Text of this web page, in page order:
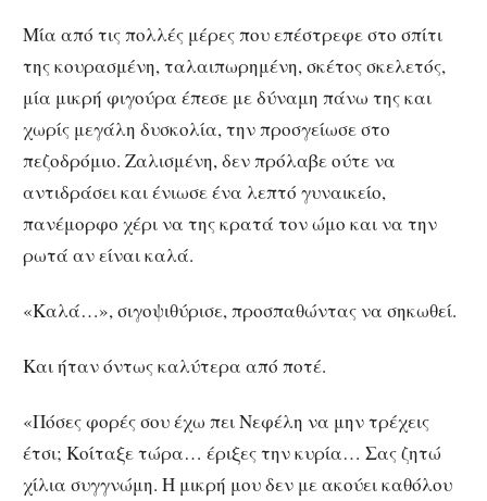
Μία από τις πολλές μέρες που επέστρεφε στο σπίτι
της κουρασμένη, ταλαιπωρημένη, σκέτος σκελετός,
μία μικρή φιγούρα έπεσε με δύναμη πάνω της και
χωρίς μεγάλη δυσκολία, την προσγείωσε στο
πεζοδρόμιο. Ζαλισμένη, δεν πρόλαβε ούτε να
αντιδράσει και ένιωσε ένα λεπτό γυναικείο,
πανέμορφο χέρι να της κρατά τον ώμο και να την
ρωτά αν είναι καλά.
«Καλά…», σιγοψιθύρισε, προσπαθώντας να σηκωθεί.
Και ήταν όντως καλύτερα από ποτέ.
«Πόσες φορές σου έχω πει Νεφέλη να μην τρέχεις
έτσι; Κοίταξε τώρα… έριξες την κυρία… Σας ζητώ
χίλια συγγνώμη. Η μικρή μου δεν με ακούει καθόλου